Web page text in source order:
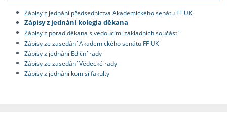
Zápisy z jednání předsednictva Akademického senátu FF UK
Zápisy z jednání kolegia děkana
Zápisy z porad děkana s vedoucími základních součástí
Zápisy ze zasedání Akademického senátu FF UK
Zápisy z jednání Ediční rady
Zápisy ze zasedání Vědecké rady
Zápisy z jednání komisí fakulty